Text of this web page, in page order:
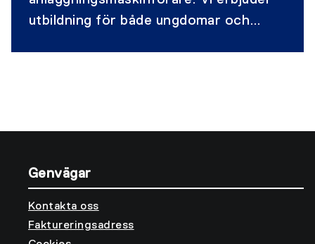
utbildning för både ungdomar och
Genvägar
Kontakta oss
Faktureringsadress